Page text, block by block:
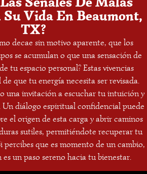
Vida En Beaumont,
TX?
decae sin motivo aparente, que los
se acumulan o que una sensación de
tu espacio personal? Estas vivencias
que tu energía necesita ser revisada.
una invitación a escuchar tu intuición y
diálogo espiritual confidencial puede
el origen de esta carga y abrir caminos
sutiles, permitiéndote recuperar tu
percibes que es momento de un cambio,
un paso sereno hacia tu bienestar.